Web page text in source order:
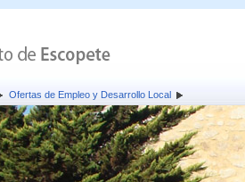
Ofertas de Empleo y Desarrollo Local